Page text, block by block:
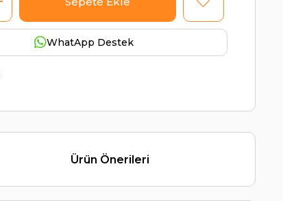
WhatApp Destek
Ürün Önerileri